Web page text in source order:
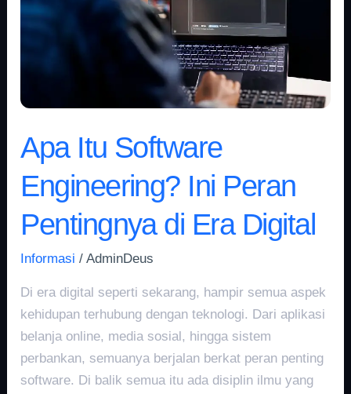
Apa Itu Software
Engineering? Ini Peran
Pentingnya di Era Digital
Informasi /AdminDeus
Di era digital seperti sekarang, hampir semua aspek
kehidupan terhubung dengan teknologi. Dari aplikasi
belanja online, media sosial, hingga sistem
perbankan, semuanya berjalan berkat peran penting
software. Di balik semua itu ada disiplin ilmu yang
Ini
Pentingnya
Era